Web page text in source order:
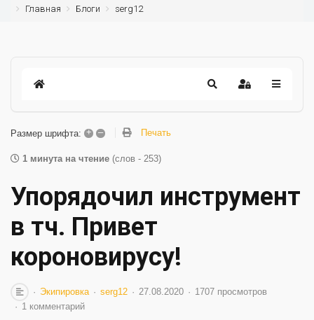
Главная Блоги serg12
Размер шрифта: + – Печать
1 минута на чтение (слов - 253)
Упорядочил инструмент
в тч. Привет
короновирусу!
Экипировка serg12 27.08.2020
1707 просмотров
1 комментарий